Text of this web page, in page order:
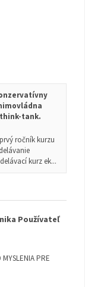
tank.
ročník kurzu
kurz ek...
Používateľ
PRE